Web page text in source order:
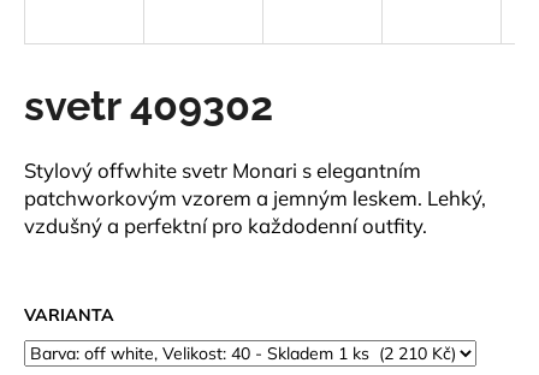
svetr 409302
Stylový offwhite svetr Monari s elegantním
patchworkovým vzorem a jemným leskem. Lehký,
vzdušný a perfektní pro každodenní outfity.
VARIANTA
í
t
?